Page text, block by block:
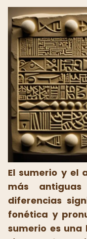
El sumerio y el
más
diferencias
fonética y
sumerio es